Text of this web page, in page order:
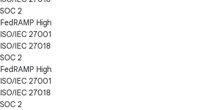
SOC 2
FedRAMP High
ISO/IEC 27001
ISO/IEC 27018
SOC 2
FedRAMP High
ISO/IEC 27001
ISO/IEC 27018
SOC 2